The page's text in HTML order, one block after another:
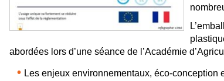
abordées lors d’une séance de l’Académie
Les enjeux environnementaux, éco-conception